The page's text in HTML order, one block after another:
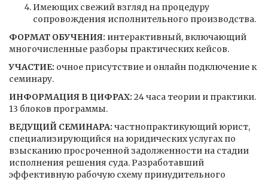
Имеющих свежий взгляд на процедуру
сопровождения исполнительного производства.
ФОРМАТ ОБУЧЕНИЯ: интерактивный, включающий
многочисленные разборы практических кейсов.
УЧАСТИЕ: очное присутствие и онлайн подключение к
семинару.
ИНФОРМАЦИЯ В ЦИФРАХ: 24 часа теории и практики.
13 блоков программы.
ВЕДУЩИЙ СЕМИНАРА: частнопрактикующий юрист,
специализирующийся на юридических услугах по
взысканию просроченной задолженности на стадии
исполнения решения суда. Разработавший
эффективную рабочую схему принудительного